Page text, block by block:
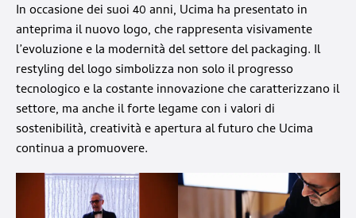
In occasione dei suoi 40 anni, Ucima ha presentato in
anteprima il nuovo logo, che rappresenta visivamente
l’evoluzione e la modernità del settore del packaging. Il
restyling del logo simbolizza non solo il progresso
tecnologico e la costante innovazione che caratterizzano il
settore, ma anche il forte legame con i valori di
sostenibilità, creatività e apertura al futuro che Ucima
continua a promuovere.